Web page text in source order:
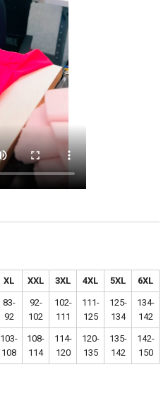
XL XXL 3XL 4XL 5XL 6XL
83-
92
92-
102
102-
111
111-
125
125-
134
134-
142
103-
108
108-
114
114-
120
120-
135
135-
142
142-
150